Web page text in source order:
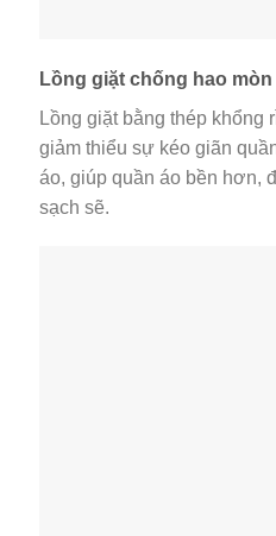
Lồng giặt chống hao mòn
Lồng giặt bằng thép khổng
giảm thiểu sự kéo giãn
áo, giúp quần áo bền hơn,
sạch sẽ.